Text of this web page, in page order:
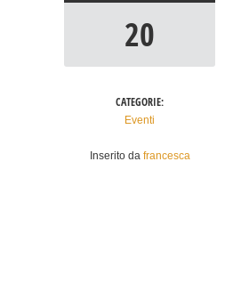
20
CATEGORIE:
Eventi
Inserito da francesca